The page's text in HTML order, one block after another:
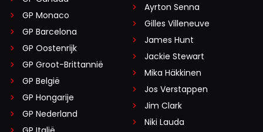
GP Monaco
GP Barcelona
GP Oostenrijk
GP Groot-Brittannië
GP België
GP Hongarije
GP Nederland
Ayrton Senna
Gilles Villeneuve
James Hunt
Jackie Stewart
Mika Häkkinen
Jos Verstappen
Jim Clark
Niki Lauda